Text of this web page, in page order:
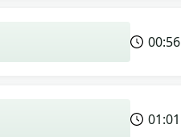
00:56
01:01